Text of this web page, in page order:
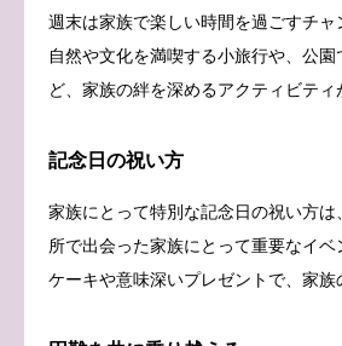
週末は家族で楽しい時間を過ごすチ
自然や文化を満喫する小旅行や、公園
ど、家族の絆を深めるアクティビティ
記念日の祝い方
家族にとって特別な記念日の祝い方は
所で出会った家族にとって重要なイ
ケーキや意味深いプレゼントで、家族